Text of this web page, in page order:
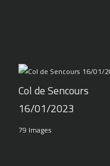
Col de Sencours
16/01/2023
79 Images